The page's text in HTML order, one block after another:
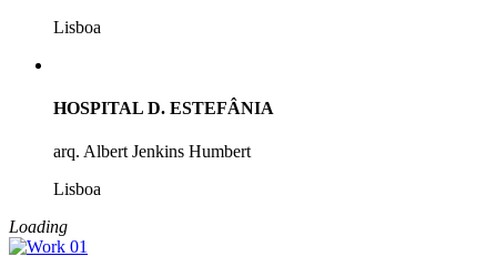
Lisboa
HOSPITAL D. ESTEFÂNIA
arq. Albert Jenkins Humbert
Lisboa
Loading